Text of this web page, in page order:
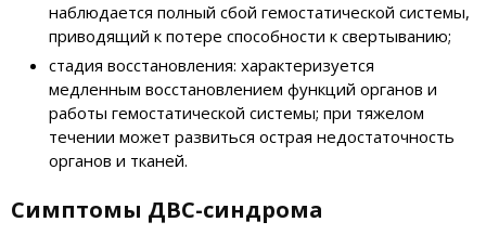
наблюдается полный сбой гемостатической системы,
приводящий к потере способности к свертыванию;
стадия восстановления: характеризуется
медленным восстановлением функций органов и
работы гемостатической системы; при тяжелом
течении может развиться острая недостаточность
органов и тканей.
Симптомы ДВС-синдрома